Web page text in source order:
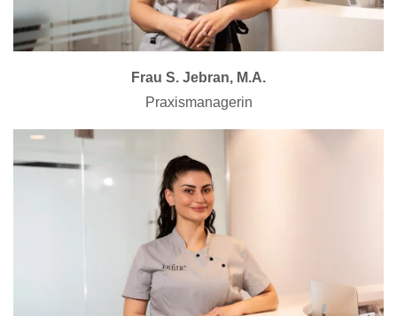
Frau S. Jebran, M.A.
Praxismanagerin